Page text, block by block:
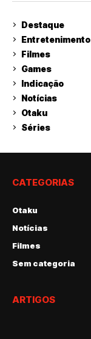
Destaque
Entretenimento
Filmes
Games
Indicação
Notícias
Otaku
Séries
CATEGORIAS
Otaku
Notícias
Filmes
Sem categoria
ARTIGOS